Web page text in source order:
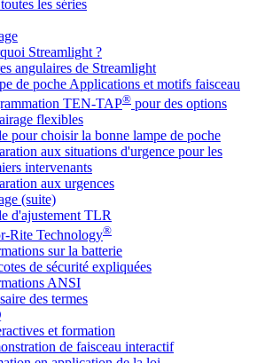
les séries
Streamlight ?
angulaires de Streamlight
de poche Applications et motifs faisceau
TEN-TAP® pour des options
flexibles
pour choisir la bonne lampe de poche
aux situations d'urgence pour les
intervenants
aux urgences
(suite)
d'ajustement TLR
Rite Technology®
sur la batterie
de sécurité expliquées
ANSI
des termes
et formation
de faisceau interactif